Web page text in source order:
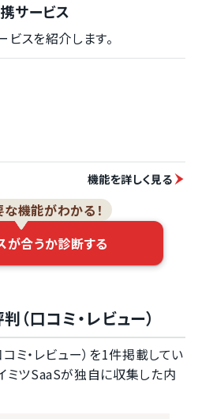
サービス
スを紹介します。
機能を詳しく見る
機能がわかる！
が合うか診断する
口コミ・レビュー）
・レビュー）を1件掲載してい
ミツSaaSが独自に収集した内